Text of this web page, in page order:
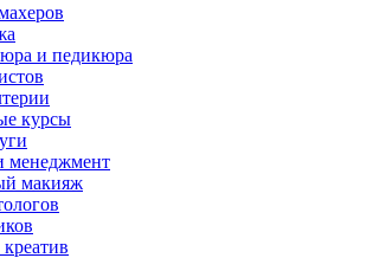
и педикюра
курсы
менеджмент
макияж